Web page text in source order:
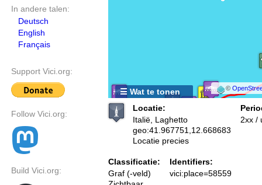
In andere talen:
Deutsch
English
Français
Support Vici.org:
Follow Vici.org:
Build Vici.org:
©
☰ Wat te tonen
Locatie:
Italië, Laghetto
geo:41.967751,12.668683
Locatie precies
2xx /
Classificatie:
Graf (-veld)
Identifiers:
vici:place=58559